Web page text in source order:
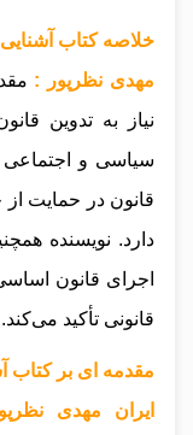
خلاصه کتاب
مهدی نظرپور :
نیاز به تدوین
سیاسی و اجتماعی
قانون در حمایت
دارد. نویسنده
اجرای قانون
قانونی تأکید می‌کند.
مقدمه ای بر کتاب
ایران مهدی